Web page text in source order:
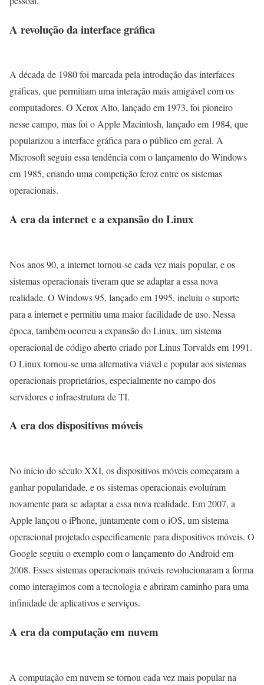
A revolução da interface gráfica
A década de 1980 foi marcada pela introdução das interfaces
gráficas, que permitiam uma interação mais amigável com os
computadores. O Xerox Alto, lançado em 1973, foi pioneiro
nesse campo, mas foi o Apple Macintosh, lançado em 1984, que
popularizou a interface gráfica para o público em geral. A
Microsoft seguiu essa tendência com o lançamento do Windows
em 1985, criando uma competição feroz entre os sistemas
operacionais.
A era da internet e a expansão do Linux
Nos anos 90, a internet tornou-se cada vez mais popular, e os
sistemas operacionais tiveram que se adaptar a essa nova
realidade. O Windows 95, lançado em 1995, incluiu o suporte
para a internet e permitiu uma maior facilidade de uso. Nessa
época, também ocorreu a expansão do Linux, um sistema
operacional de código aberto criado por Linus Torvalds em 1991.
O Linux tornou-se uma alternativa viável e popular aos sistemas
operacionais proprietários, especialmente no campo dos
servidores e infraestrutura de TI.
A era dos dispositivos móveis
No início do século XXI, os dispositivos móveis começaram a
ganhar popularidade, e os sistemas operacionais evoluíram
novamente para se adaptar a essa nova realidade. Em 2007, a
Apple lançou o iPhone, juntamente com o iOS, um sistema
operacional projetado especificamente para dispositivos móveis. O
Google seguiu o exemplo com o lançamento do Android em
2008. Esses sistemas operacionais móveis revolucionaram a forma
como interagimos com a tecnologia e abriram caminho para uma
infinidade de aplicativos e serviços.
A era da computação em nuvem
A computação em nuvem se tornou cada vez mais popular na